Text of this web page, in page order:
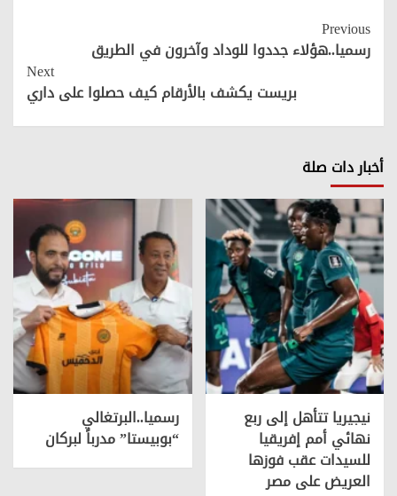
Continue
Reading
Previous
رسميا..هؤلاء جددوا للوداد وآخرون في الطريق
Next
بريست يكشف بالأرقام كيف حصلوا على داري
أخبار دات صلة
نيجيريا تتأهل إلى ربع
نهائي أمم إفريقيا
للسيدات عقب فوزها
العريض على مصر
رسميا..البرتغالي
“بوبيستا” مدرباً لبركان